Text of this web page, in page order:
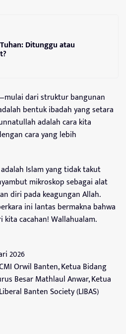
Ditunggu atau
dari struktur bangunan
bentuk ibadah yang setara
adalah cara kita
cara yang lebih
Islam yang tidak takut
mikroskop sebagai alat
diri pada keagungan Allah.
ini lantas bermakna bahwa
kita cacahan! Wallahualam.
2026
Orwil Banten, Ketua Bidang
Besar Mathlaul Anwar, Ketua
Banten Society (LIBAS)